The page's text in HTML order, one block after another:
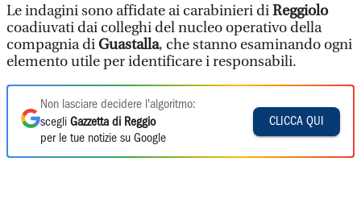
Le indagini sono affidate ai carabinieri diReggiolo
coadiuvati dai colleghi del nucleo operativo della
compagnia diGuastalla, che stanno esaminando ogni
elemento utile per identificare i responsabili.
Non lasciare decidere l'algoritmo:
scegli Gazzetta di Reggio
per le tue notizie su Google
CLICCA QUI